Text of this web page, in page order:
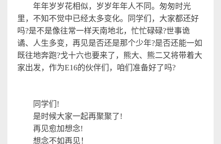
年年岁岁花相似，岁岁年年人不同。匆匆时光
里，不知不觉中已经太多变化。同学们，大家都还好
吗?是不是像往常一样天南地北，忙忙碌碌?世事诡
谲、人生多变，再见是否还是那个少年?是否还能一如
既往地奔跑?戈十六也要来了，熊大、熊二又将带着大
家出发，作为E16的伙伴们，咱们准备好了吗?
同学们 !
是时候大家一起再聚聚了 !
再见愈加想念!
想念不如再见 ！